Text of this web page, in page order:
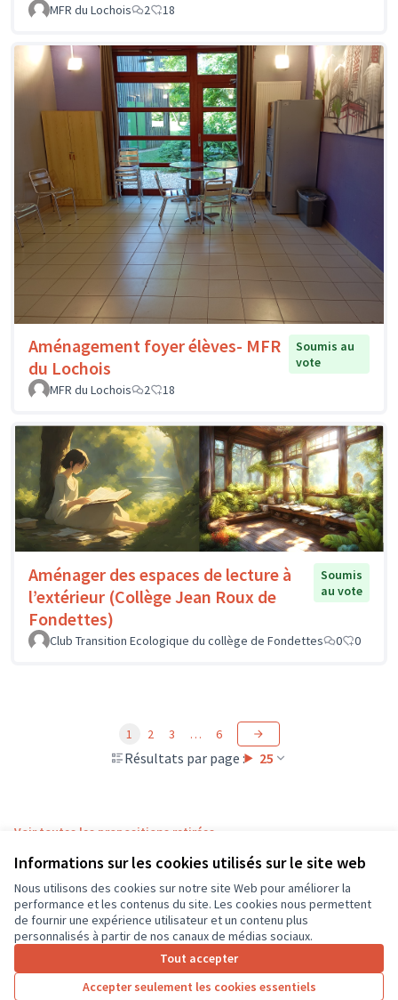
Informations sur les cookies utilisés sur le site web
Nous utilisons des cookies sur notre site Web pour améliorer la
performance et les contenus du site. Les cookies nous permettent
de fournir une expérience utilisateur et un contenu plus
personnalisés à partir de nos canaux de médias sociaux.
Tout accepter
Accepter seulement les cookies essentiels
MFR du Lochois
2 18
Aménagement foyer élèves- MFR
du Lochois
Soumis au
vote
MFR du Lochois
2 18
Aménager des espaces de lecture à
l’extérieur (Collège Jean Roux de
Fondettes)
Soumis
au vote
Club Transition Ecologique du collège de Fondettes 0 0
Résultats par page : 25
1 2 3 … 6
Voir toutes les propositions retirées
Conditions d'utilisation
Paramètres des cookies
CD37 sur X
(Lien externe)
CD37 sur Facebook
CD37 sur Instagram
CD37 sur YouTube
(Lien externe)